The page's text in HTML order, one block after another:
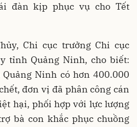
đàn kịp phục vụ cho Tết
Chi cục trưởng Chi cục
tỉnh Quảng Ninh, cho biết:
Ninh có hơn 400.000
đơn vị đã phân công cán
hại, phối hợp với lực lượng
bà con khắc phục chuồng